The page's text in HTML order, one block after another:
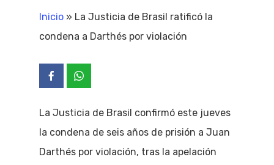
Inicio » La Justicia de Brasil ratificó la
condena a Darthés por violación
La Justicia de Brasil confirmó este jueves
la condena de seis años de prisión a Juan
Darthés por violación, tras la apelación